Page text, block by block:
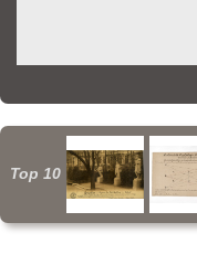
Top 10